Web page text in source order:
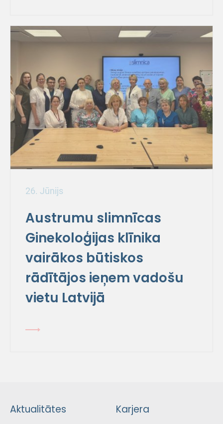
26. Jūnijs
Austrumu slimnīcas
Ginekoloģijas klīnika
vairākos būtiskos
rādītājos ieņem vadošu
vietu Latvijā
Aktualitātes Karjera